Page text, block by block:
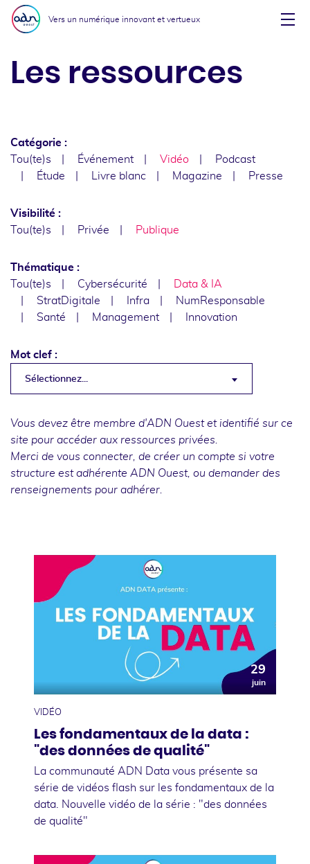
Aller au menu
Aller au contenu
Vers un numérique innovant et vertueux
Les ressources
Catégorie :
Tou(te)s
Événement Vidéo
Podcast
Étude
Livre blanc Magazine Presse
Visibilité :
Tou(te)s
Privée Publique
Thématique :
Tou(te)s
Cybersécurité
Data & IA
StratDigitale
Infra
NumResponsable
Santé
Management Innovation
Mot clef :
Sélectionnez...
Vous devez être membre d'ADN Ouest et identifié sur ce
site pour accéder aux ressources privées.
Merci de vous connecter , de créer un compte si votre
structure est adhérente ADN Ouest, ou demander des
renseignements pour adhérer.
29
juin
VIDÉO
Les fondamentaux de la data :
"des données de qualité"
La communauté ADN Data vous présente sa
série de vidéos flash sur les fondamentaux de la
data. Nouvelle vidéo de la série : "des données
de qualité"